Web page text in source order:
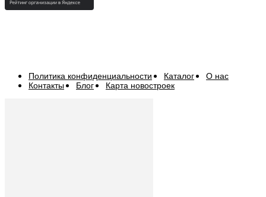
Политика конфиденциальности Каталог
О нас
Контакты
Блог Карта новостроек